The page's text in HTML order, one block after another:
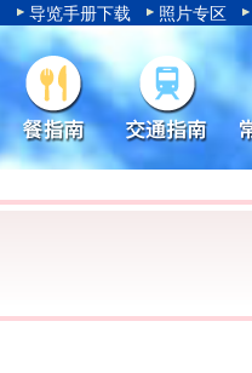
导览手册下载 照片专区